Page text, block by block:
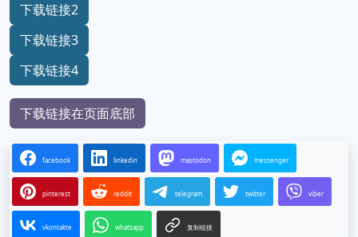
下载链接2
下载链接3
下载链接4
下载链接在页面底部
facebook linkedin mastodon messenger
pinterest reddit telegram twitter viber
vkontakte whatsapp 复制链接